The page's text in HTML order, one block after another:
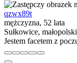
qzwx89t
mężczyzna, 52 lata
Sułkowice,
Jestem facetem z